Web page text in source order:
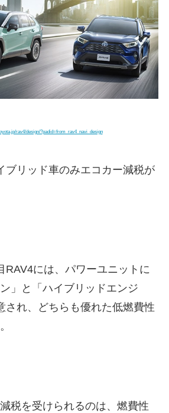
rav4/design/?padid=from_rav4_navi_design
ブリッド車のみエコカー減税が
RAV4には、パワーユニットに
」と「ハイブリッドエンジ
され、どちらも優れた低燃費性
税を受けられるのは、燃費性